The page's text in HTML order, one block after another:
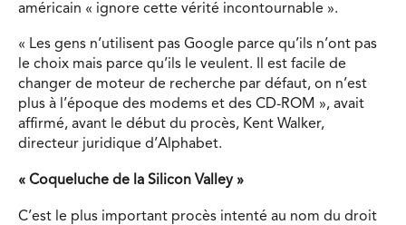
américain « ignore cette vérité incontournable ».
« Les gens n’utilisent pas Google parce qu’ils n’ont pas
le choix mais parce qu’ils le veulent. Il est facile de
changer de moteur de recherche par défaut, on n’est
plus à l’époque des modems et des CD-ROM », avait
affirmé, avant le début du procès, Kent Walker,
directeur juridique d’Alphabet.
« Coqueluche de la Silicon Valley »
C’est le plus important procès intenté au nom du droit